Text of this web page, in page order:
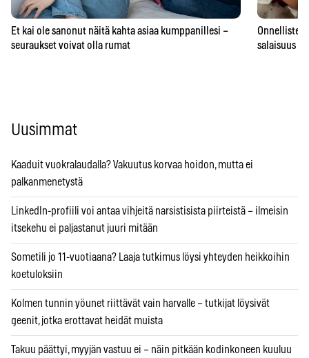
Et kai ole sanonut näitä kahta asiaa kumppanillesi –
seuraukset voivat olla rumat
Onnellisten
salaisuus –
Uusimmat
Kaaduit vuokralaudalla? Vakuutus korvaa hoidon, mutta ei
palkanmenetystä
LinkedIn-profiili voi antaa vihjeitä narsistisista piirteistä – ilmeisin
itsekehu ei paljastanut juuri mitään
Sometili jo 11-vuotiaana? Laaja tutkimus löysi yhteyden heikkoihin
koetuloksiin
Kolmen tunnin yöunet riittävät vain harvalle – tutkijat löysivät
geenit, jotka erottavat heidät muista
Takuu päättyi, myyjän vastuu ei – näin pitkään kodinkoneen kuuluu